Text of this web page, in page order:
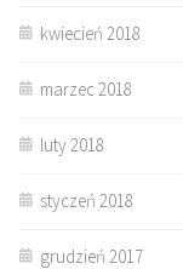
kwiecień 2018
marzec 2018
luty 2018
styczeń 2018
grudzień 2017